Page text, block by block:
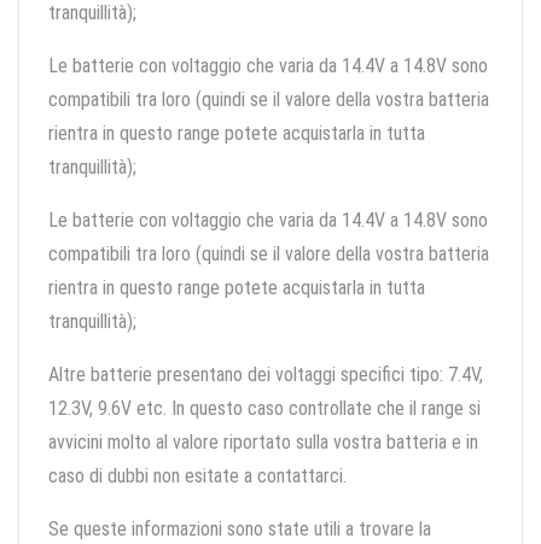
tranquillità);
Le batterie con voltaggio che varia da 14.4V a 14.8V sono
compatibili tra loro (quindi se il valore della vostra batteria
rientra in questo range potete acquistarla in tutta
tranquillità);
Le batterie con voltaggio che varia da 14.4V a 14.8V sono
compatibili tra loro (quindi se il valore della vostra batteria
rientra in questo range potete acquistarla in tutta
tranquillità);
Altre batterie presentano dei voltaggi specifici tipo: 7.4V,
12.3V, 9.6V etc. In questo caso controllate che il range si
avvicini molto al valore riportato sulla vostra batteria e in
caso di dubbi non esitate a contattarci.
Se queste informazioni sono state utili a trovare la